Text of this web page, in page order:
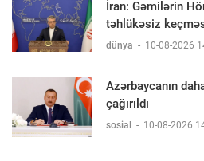
İran: Gəmilərin
təhlükəsiz
dünya - 10-08-2026
Azərbaycanın
çağırıldı
sosial - 10-08-2026